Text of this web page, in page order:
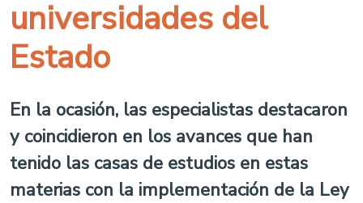
universidades del
Estado
En la ocasión, las especialistas destacaron
y coincidieron en los avances que han
tenido las casas de estudios en estas
materias con la implementación de la Ley